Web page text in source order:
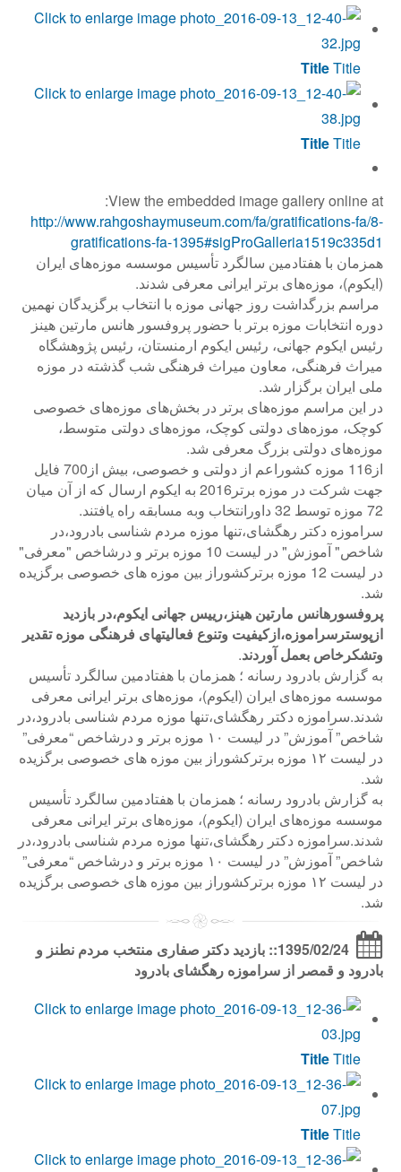
TitleTitle
TitleTitle
View the embedded image gallery online at:
http://www.rahgoshaymuseum.com/fa/gratifications-fa/8-
gratifications-fa-1395#sigProGalleria1519c335d1
همزمان با هفتادمین سالگرد تأسیس موسسه موزه‌های ایران
(ایکوم)، موزه‌های برتر ایرانی معرفی شدند.
مراسم بزرگداشت روز جهانی موزه با انتخاب برگزیدگان نهمین
دوره انتخابات موزه برتر با حضور پروفسور هانس مارتین هینز
رئیس ایکوم جهانی، رئیس ایکوم ارمنستان، رئیس پژوهشگاه
میراث فرهنگی، معاون میراث فرهنگی شب گذشته در موزه
ملی ایران برگزار شد.
در این مراسم موزه‌های برتر در بخش‌های موزه‌های خصوصی
کوچک، موزه‌های دولتی کوچک، موزه‌های دولتی متوسط،
موزه‌های دولتی بزرگ معرفی شد.
از116 موزه کشوراعم از دولتی و خصوصی، بیش از700 فایل
جهت شرکت در موزه برتر2016 به ایکوم ارسال که از آن میان
72 موزه توسط 32 داورانتخاب وبه مسابقه راه یافتند.
سراموزه دکتر رهگشای،تنها موزه مردم شناسی بادرود،در
شاخص" آموزش" در لیست 10 موزه برتر و درشاخص "معرفی"
در لیست 12 موزه برترکشوراز بین موزه های خصوصی برگزیده
شد.
پروفسورهانس مارتین هینز،رییس جهانی ایکوم،در بازدید
ازپوسترسراموزه،ازکیفیت وتنوع فعالیتهای فرهنگی موزه تقدیر
وتشکرخاص بعمل آوردند.
به گزارش بادرود رسانه ؛ همزمان با هفتادمین سالگرد تأسیس
موسسه موزه‌های ایران (ایکوم)، موزه‌های برتر ایرانی معرفی
شدند.سراموزه دکتر رهگشای،تنها موزه مردم شناسی بادرود،در
شاخص” آموزش” در لیست ۱۰ موزه برتر و درشاخص “معرفی”
در لیست ۱۲ موزه برترکشوراز بین موزه های خصوصی برگزیده
شد.
به گزارش بادرود رسانه ؛ همزمان با هفتادمین سالگرد تأسیس
موسسه موزه‌های ایران (ایکوم)، موزه‌های برتر ایرانی معرفی
شدند.سراموزه دکتر رهگشای،تنها موزه مردم شناسی بادرود،در
شاخص” آموزش” در لیست ۱۰ موزه برتر و درشاخص “معرفی”
در لیست ۱۲ موزه برترکشوراز بین موزه های خصوصی برگزیده
شد.
1395/02/24:: بازدید دکتر صفاری منتخب مردم نطنز و
بادرود و قمصر از سراموزه رهگشای بادرود
TitleTitle
TitleTitle